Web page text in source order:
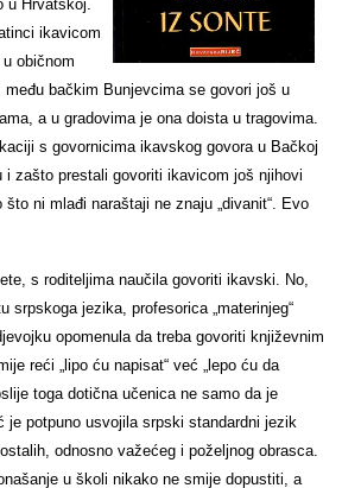
u Hrvatskoj.
ikavicom
običnom
bačkim Bunjevcima se govori još u
a u gradovima je ona doista u tragovima.
s govornicima ikavskog govora u Bačkoj
zašto prestali govoriti ikavicom još njihovi
ni mlađi naraštaji ne znaju „divanit“. Evo
s roditeljima naučila govoriti ikavski. No,
srpskoga jezika, profesorica „materinjeg“
opomenula da treba govoriti književnim
reći „lipo ću napisat“ već „lepo ću da
toga dotična učenica ne samo da je
je potpuno usvojila srpski standardni jezik
odnosno važećeg i poželjnog obrasca.
u školi nikako ne smije dopustiti, a